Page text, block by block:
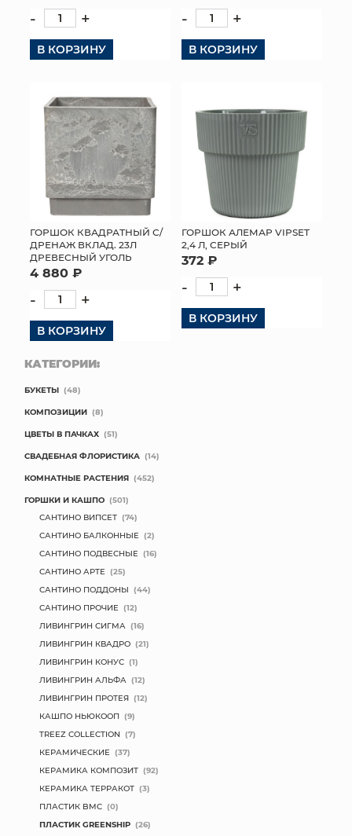
- +
В КОРЗИНУ
- +
В КОРЗИНУ
ГОРШОК КВАДРАТНЫЙ С/
ДРЕНАЖ ВКЛАД. 23Л
ДРЕВЕСНЫЙ УГОЛЬ
4 880 ₽
- +
В КОРЗИНУ
ГОРШОК АЛЕМАР VIPSET
2,4 Л, СЕРЫЙ
372 ₽
- +
В КОРЗИНУ
КАТЕГОРИИ:
БУКЕТЫ (48)
КОМПОЗИЦИИ (8)
ЦВЕТЫ В ПАЧКАХ (51)
СВАДЕБНАЯ ФЛОРИСТИКА (14)
КОМНАТНЫЕ РАСТЕНИЯ (452)
ГОРШКИ И КАШПО (501)
САНТИНО ВИПСЕТ (74)
САНТИНО БАЛКОННЫЕ (2)
САНТИНО ПОДВЕСНЫЕ (16)
САНТИНО АРТЕ (25)
САНТИНО ПОДДОНЫ (44)
САНТИНО ПРОЧИЕ (12)
ЛИВИНГРИН СИГМА (16)
ЛИВИНГРИН КВАДРО (21)
ЛИВИНГРИН КОНУС (1)
ЛИВИНГРИН АЛЬФА (12)
ЛИВИНГРИН ПРОТЕЯ (12)
КАШПО НЬЮКООП (9)
TREEZ COLLECTION (7)
КЕРАМИЧЕСКИЕ (37)
КЕРАМИКА КОМПОЗИТ (92)
КЕРАМИКА ТЕРРАКОТ (3)
ПЛАСТИК BMC (0)
ПЛАСТИК GREENSHIP (26)